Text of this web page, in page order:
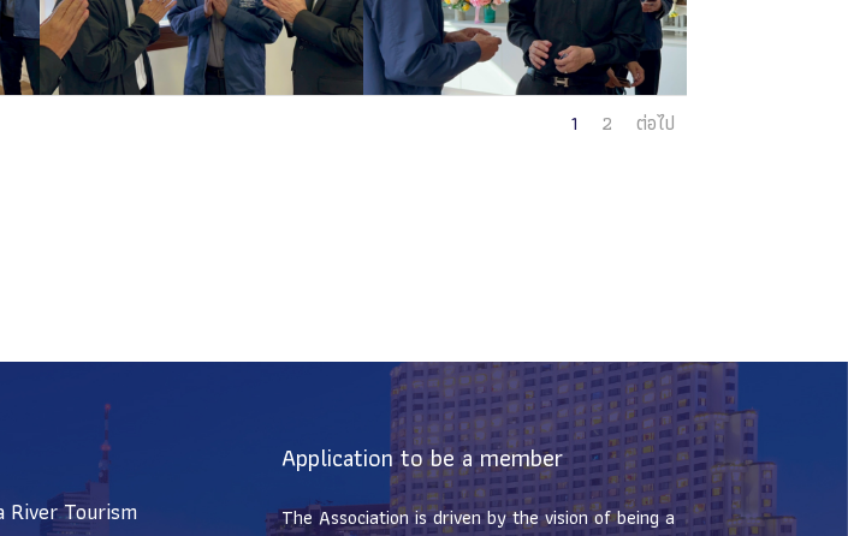
1 2 ต่อไป
River Tourism
Application to be a member
The Association is driven by the vision of being a